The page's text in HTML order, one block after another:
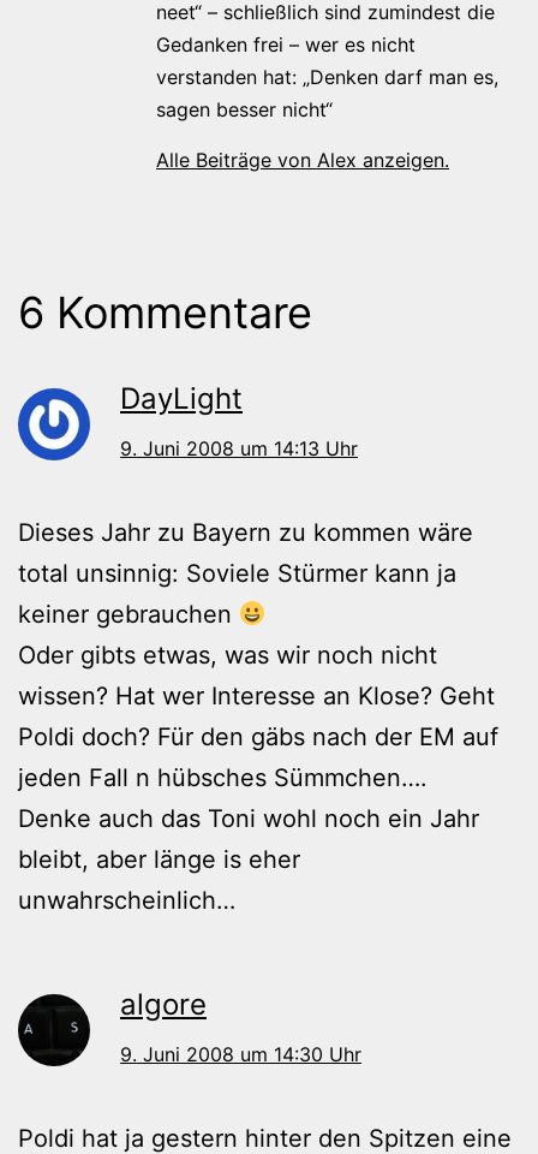
neet“ – schließlich sind zumindest die
Gedanken frei – wer es nicht
verstanden hat: „Denken darf man es,
sagen besser nicht“
Alle Beiträge von Alex anzeigen.
6 Kommentare
DayLight
9. Juni 2008 um 14:13 Uhr
Dieses Jahr zu Bayern zu kommen wäre
total unsinnig: Soviele Stürmer kann ja
keiner gebrauchen
Oder gibts etwas, was wir noch nicht
wissen? Hat wer Interesse an Klose? Geht
Poldi doch? Für den gäbs nach der EM auf
jeden Fall n hübsches Sümmchen….
Denke auch das Toni wohl noch ein Jahr
bleibt, aber länge is eher
unwahrscheinlich…
algore
9. Juni 2008 um 14:30 Uhr
Poldi hat ja gestern hinter den Spitzen eine